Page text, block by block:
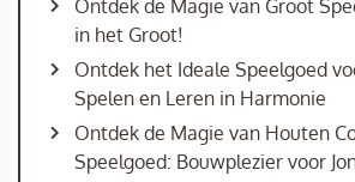
Ontdek de Magie van Groot
in het Groot!
Ontdek het Ideale Speelgoed
Spelen en Leren in Harmonie
Ontdek de Magie van Houten
Speelgoed: Bouwplezier voor